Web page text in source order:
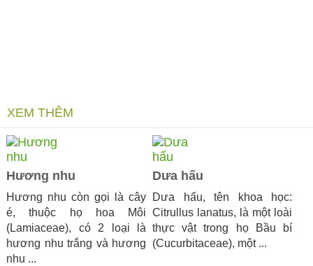
XEM THÊM
Hương nhu
Hương nhu còn gọi là cây
é, thuộc họ hoa Môi
(Lamiaceae), có 2 loại là
hương nhu trắng và hương
nhu ...
Dưa hấu
Dưa hấu, tên khoa học:
Citrullus lanatus, là một loài
thực vật trong họ Bầu bí
(Cucurbitaceae), một ...